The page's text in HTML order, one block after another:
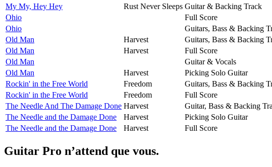
My My, Hey Hey
Rust Never Sleeps Guitar & Backing Track
Ohio
Full Score
Ohio
Guitars, Bass & Backing
Old Man
Harvest
Guitars, Bass & Backing
Old Man
Harvest
Full Score
Old Man
Guitar & Vocals
Old Man
Harvest
Picking Solo Guitar
Rockin' in the Free World
Freedom
Guitars, Bass & Backing
Rockin' in the Free World
Freedom
Full Score
The Needle And The Damage Done Harvest
Guitar, Bass & Backing
The Needle and the Damage Done
Harvest
Picking Solo Guitar
The Needle and the Damage Done
Harvest Full Score
Guitar Pro n’attend que vous.